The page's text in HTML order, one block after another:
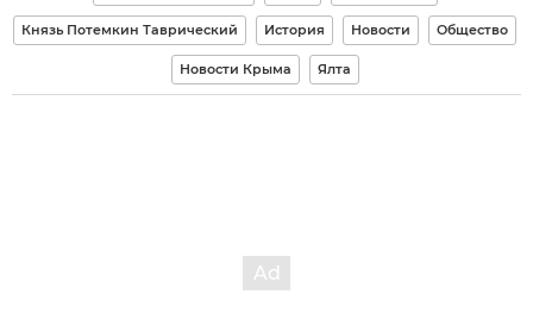
Князь Потемкин Таврический История Новости Общество
Новости Крыма Ялта